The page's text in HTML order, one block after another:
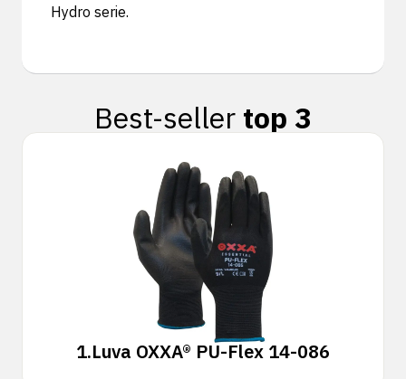
Hydro serie.
Best-seller top 3
1.Luva OXXA® PU-Flex 14-086